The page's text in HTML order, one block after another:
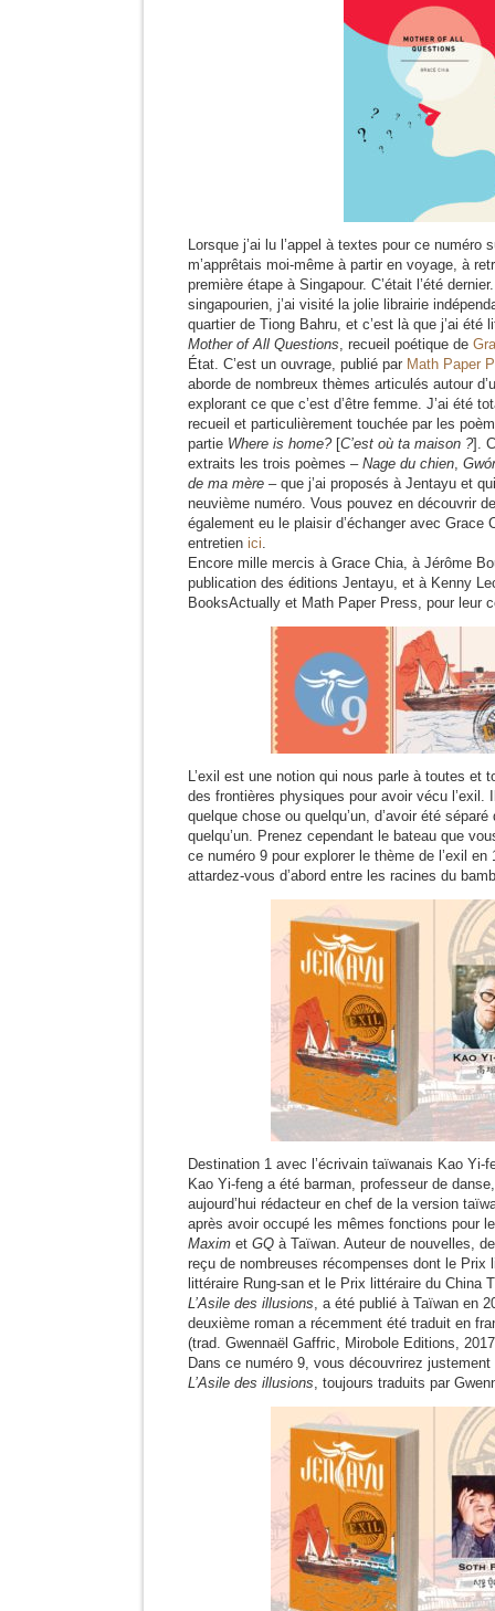
Lorsque j’ai lu l’appel à textes pour ce numéro
m’apprêtais moi-même à partir en voyage, à
première étape à Singapour. C’était l’été
singapourien, j’ai visité la jolie librairie
quartier de Tiong Bahru, et c’est là que j’ai été
Mother of All Questions, recueil poétique de
État. C’est un ouvrage, publié par Math Paper
aborde de nombreux thèmes articulés autour
explorant ce que c’est d’être femme. J’ai été
recueil et particulièrement touchée par les
partie Where is home?[C’est où ta maison ?].
extraits les trois poèmes – Nage du chien,
de ma mère – que j’ai proposés à Jentayu et
neuvième numéro. Vous pouvez en découvrir
également eu le plaisir d’échanger avec Grace
entretien ici.
Encore mille mercis à Grace Chia, à Jérôme
publication des éditions Jentayu, et à Kenny
BooksActually et Math Paper Press, pour leur
L’exil est une notion qui nous parle à toutes et
des frontières physiques pour avoir vécu l’exil.
quelque chose ou quelqu’un, d’avoir été
quelqu’un. Prenez cependant le bateau que
ce numéro 9 pour explorer le thème de l’exil
attardez-vous d’abord entre les racines du
Destination 1 avec l’écrivain taïwanais Kao Yi-
Kao Yi-feng a été barman, professeur de
aujourd’hui rédacteur en chef de la version
après avoir occupé les mêmes fonctions pour
Maxim et GQ à Taïwan. Auteur de nouvelles,
reçu de nombreuses récompenses dont le Prix
littéraire Rung-san et le Prix littéraire du China
L’Asile des illusions, a été publié à Taïwan en
deuxième roman a récemment été traduit en
(trad. Gwennaël Gaffric, Mirobole Editions,
Dans ce numéro 9, vous découvrirez
L’Asile des illusions, toujours traduits par